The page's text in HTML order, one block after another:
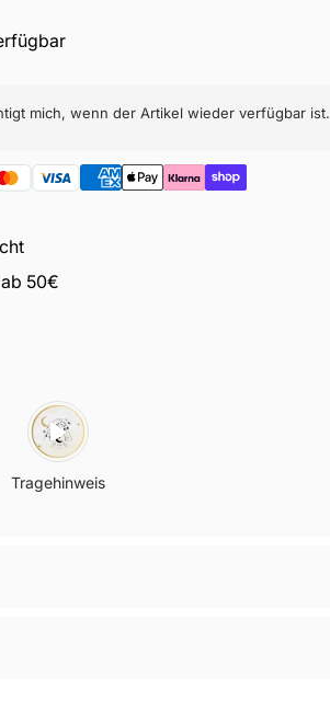
mich, wenn der Artikel wieder verfügbar ist.
50€
Tragehinweis